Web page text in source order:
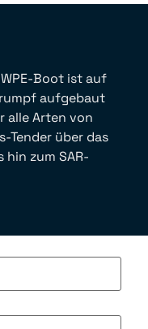
Boot ist auf
aufgebaut
alle Arten von
Tender über das
zum SAR-